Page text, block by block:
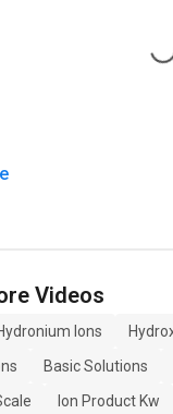
Videos
Ions
Basic Solutions
Ion Product Kw